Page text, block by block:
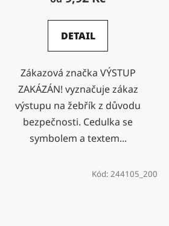
DETAIL
Zákazová značka VÝSTUP
ZAKÁZÁN! vyznačuje zákaz
výstupu na žebřík z důvodu
bezpečnosti. Cedulka se
symbolem a textem...
Kód: 244105_200